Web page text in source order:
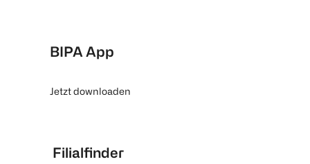
BIPA App
Jetzt downloaden
Filialfinder